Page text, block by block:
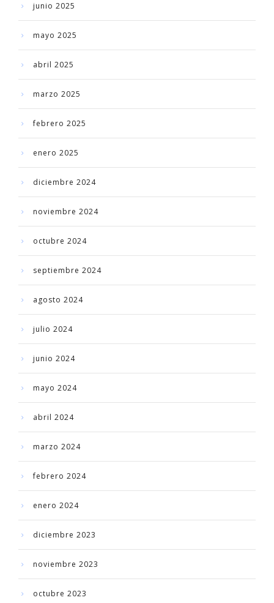
junio 2025
mayo 2025
abril 2025
marzo 2025
febrero 2025
enero 2025
diciembre 2024
noviembre 2024
octubre 2024
septiembre 2024
agosto 2024
julio 2024
junio 2024
mayo 2024
abril 2024
marzo 2024
febrero 2024
enero 2024
diciembre 2023
noviembre 2023
octubre 2023